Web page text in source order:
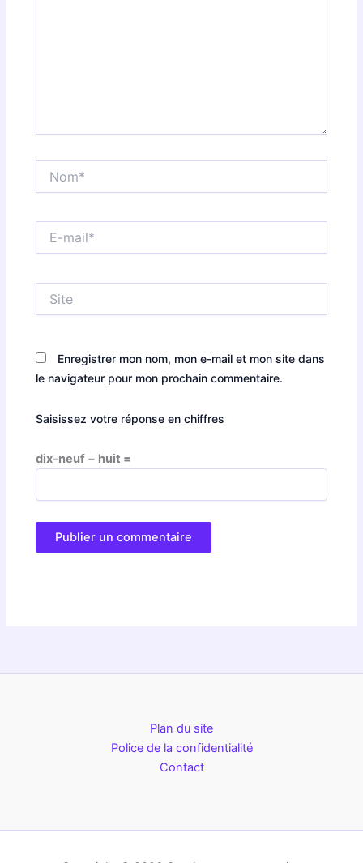
mail*
Enregistrer mon nom, mon e-mail et mon site dans
le navigateur pour mon prochain commentaire.
Saisissez votre réponse en chiffres
dix-neuf − huit =
Plan du site
Police de la confidentialité
Contact